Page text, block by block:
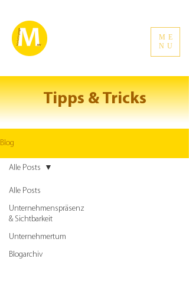
ME
NU
Tipps & Tricks
Blog
Alle Posts
Unternehmenspräsenz
& Sichtbarkeit
Unternehmertum
Blogarchiv
Alle Posts